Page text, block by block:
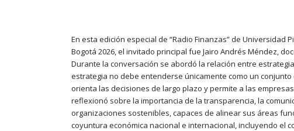
En esta edición especial de “Radio Finanzas” de Universidad
Bogotá 2026, el invitado principal fue Jairo Andrés Méndez,
Durante la conversación se abordó la relación entre
estrategia no debe entenderse únicamente como un
orienta las decisiones de largo plazo y permite a las
reflexionó sobre la importancia de la transparencia, la
organizaciones sostenibles, capaces de alinear sus áreas
coyuntura económica nacional e internacional, incluyendo el